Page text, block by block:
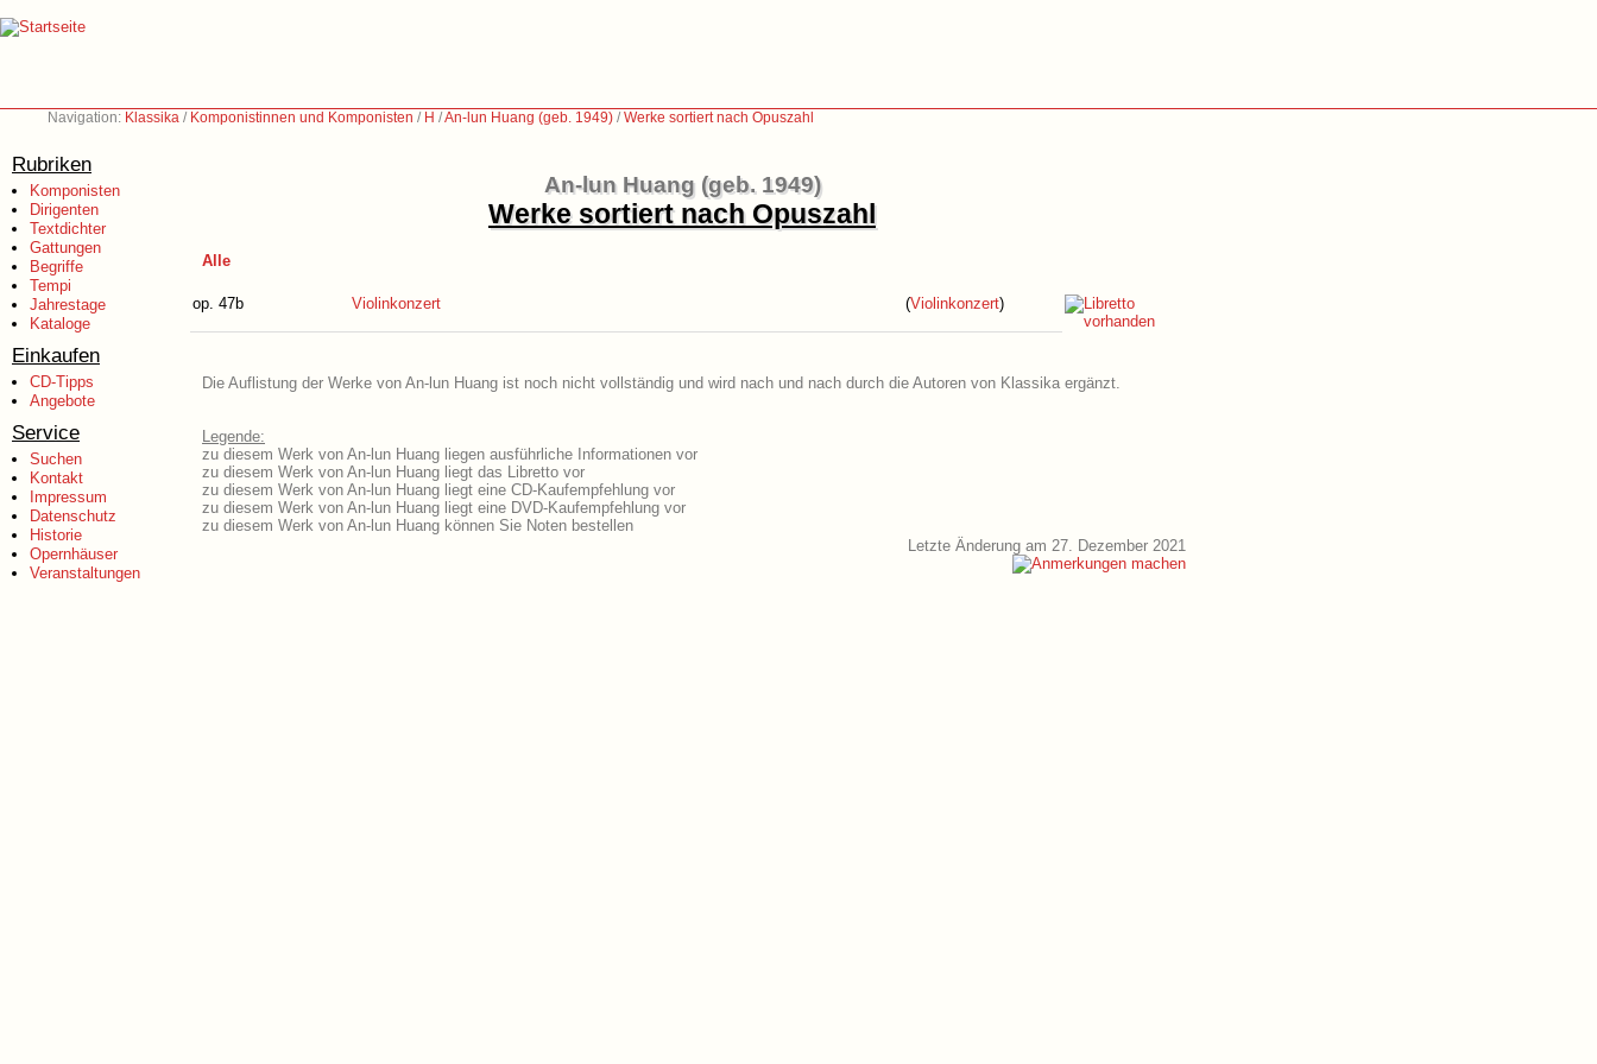
Navigation: Klassika / Komponistinnen und Komponisten / H /An-lun Huang (geb. 1949) /Werke sortiert nach Opuszahl
Rubriken
Komponisten
Dirigenten
Textdichter
Gattungen
Begriffe
Tempi
Jahrestage
Kataloge
Einkaufen
CD-Tipps
Angebote
Service
Suchen
Kontakt
Impressum
Datenschutz
Historie
Opernhäuser
Veranstaltungen
An-lun Huang (geb. 1949)
Werke sortiert nach Opuszahl
Alle
op. 47b Violinkonzert (Violinkonzert)
Die Auflistung der Werke von An-lun Huang ist noch nicht vollständig und wird nach und nach durch die Autoren von Klassika ergänzt.
Legende:
zu diesem Werk von An-lun Huang liegen ausführliche Informationen vor
zu diesem Werk von An-lun Huang liegt das Libretto vor
zu diesem Werk von An-lun Huang liegt eine CD-Kaufempfehlung vor
zu diesem Werk von An-lun Huang liegt eine DVD-Kaufempfehlung vor
zu diesem Werk von An-lun Huang können Sie Noten bestellen
Letzte Änderung am 27. Dezember 2021